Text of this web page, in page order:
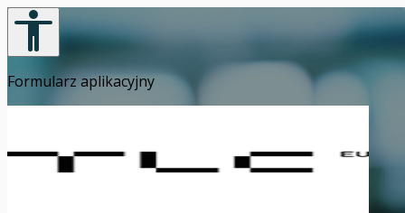
Formularz aplikacyjny